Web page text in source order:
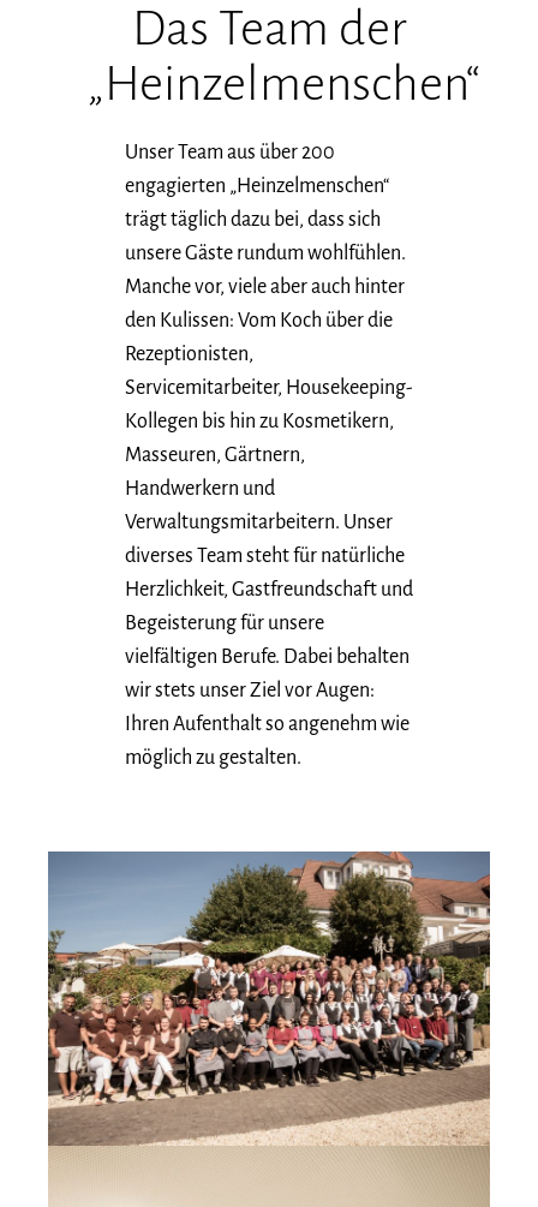
Das Team der
„Heinzelmenschen“
Unser Team aus über 200
engagierten „Heinzelmenschen“
trägt täglich dazu bei, dass sich
unsere Gäste rundum wohlfühlen.
Manche vor, viele aber auch hinter
den Kulissen: Vom Koch über die
Rezeptionisten,
Servicemitarbeiter, Housekeeping-
Kollegen bis hin zu Kosmetikern,
Masseuren, Gärtnern,
Handwerkern und
Verwaltungsmitarbeitern. Unser
diverses Team steht für natürliche
Herzlichkeit, Gastfreundschaft und
Begeisterung für unsere
vielfältigen Berufe. Dabei behalten
wir stets unser Ziel vor Augen:
Ihren Aufenthalt so angenehm wie
möglich zu gestalten.